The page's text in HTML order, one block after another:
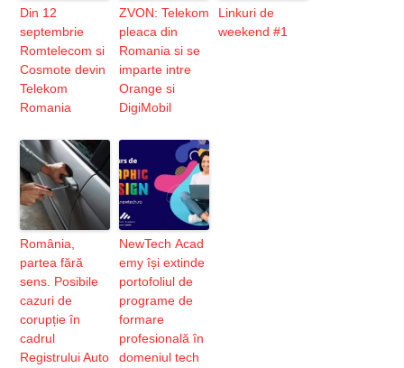
Din 12
septembrie
Romtelecom si
Cosmote devin
Telekom
Romania
ZVON: Telekom
pleaca din
Romania si se
imparte intre
Orange si
DigiMobil
Linkuri de
weekend #1
România,
partea fără
sens. Posibile
cazuri de
corupție în
cadrul
Registrului Auto
NewTech Acad
emy își extinde
portofoliul de
programe de
formare
profesională în
domeniul tech